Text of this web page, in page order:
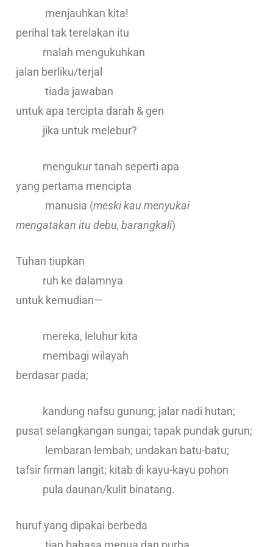
menjauhkan kita!
perihal tak terelakan itu
malah mengukuhkan
jalan berliku/terjal
tiada jawaban
untuk apa tercipta darah & gen
jika untuk melebur?
mengukur tanah seperti apa
yang pertama mencipta
manusia (meski kau menyukai
mengatakan itu debu, barangkali)
Tuhan tiupkan
ruh ke dalamnya
untuk kemudian—
mereka, leluhur kita
membagi wilayah
berdasar pada;
kandung nafsu gunung; jalar nadi hutan;
pusat selangkangan sungai; tapak pundak gurun;
lembaran lembah; undakan batu-batu;
tafsir firman langit; kitab di kayu-kayu pohon
pula daunan/kulit binatang.
huruf yang dipakai berbeda